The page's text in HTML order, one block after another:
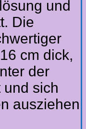
und
Die
cm dick,
der
und sich
ausziehen